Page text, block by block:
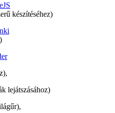
készítéséhez)
lejátszásához)